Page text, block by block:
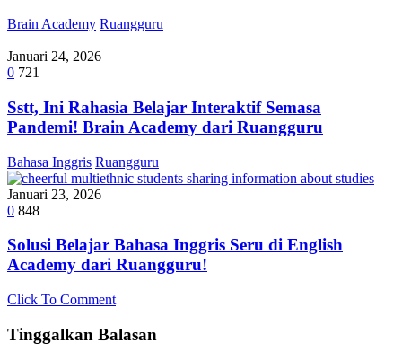
Brain Academy Ruangguru
Januari 24, 2026
0 721
Sstt, Ini Rahasia Belajar Interaktif Semasa
Pandemi! Brain Academy dari Ruangguru
Bahasa Inggris Ruangguru
Januari 23, 2026
0 848
Solusi Belajar Bahasa Inggris Seru di English
Academy dari Ruangguru!
Click To Comment
Tinggalkan Balasan